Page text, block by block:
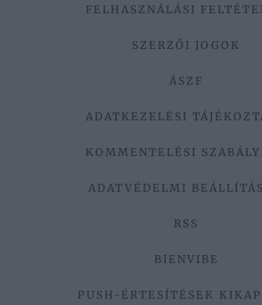
FELHASZNÁLÁSI
SZERZŐI JOGOK
ÁSZF
ADATKEZELÉSI
KOMMENTELÉSI
ADATVÉDELMI
RSS
BIENVIBE
PUSH-ÉRTESÍTÉSEK